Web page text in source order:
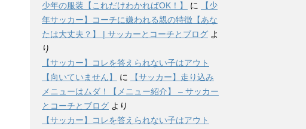
少年の服装【これだけわかればOK！】
に
【少
年サッカー】コーチに嫌われる親の特徴【あな
たは大丈夫？】 | サッカーとコーチとブログ よ
り
【サッカー】コレを答えられない子はアウト
【向いていません】
に
【サッカー】走り込み
メニューはムダ！【メニュー紹介】 – サッカー
とコーチとブログ より
【サッカー】コレを答えられない子はアウト